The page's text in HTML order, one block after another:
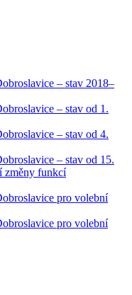
– stav 2018–
– stav od 1.
– stav od 4.
– stav od 15.
změny funkcí
pro volební
pro volební